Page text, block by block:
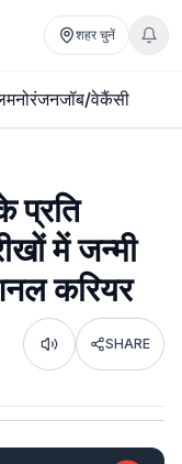
शहर चुनें
मनोरंजनजॉब/वेकैंसी
प्रति
में जन्मी
करियर
Listen SHARE